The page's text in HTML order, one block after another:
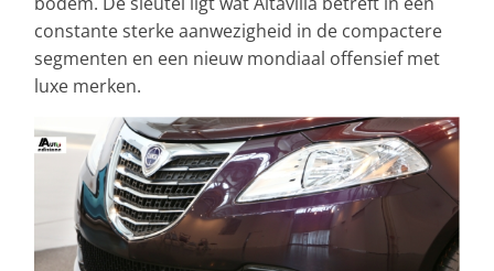
constante sterke aanwezigheid in de compactere
segmenten en een nieuw mondiaal offensief met
luxe merken.